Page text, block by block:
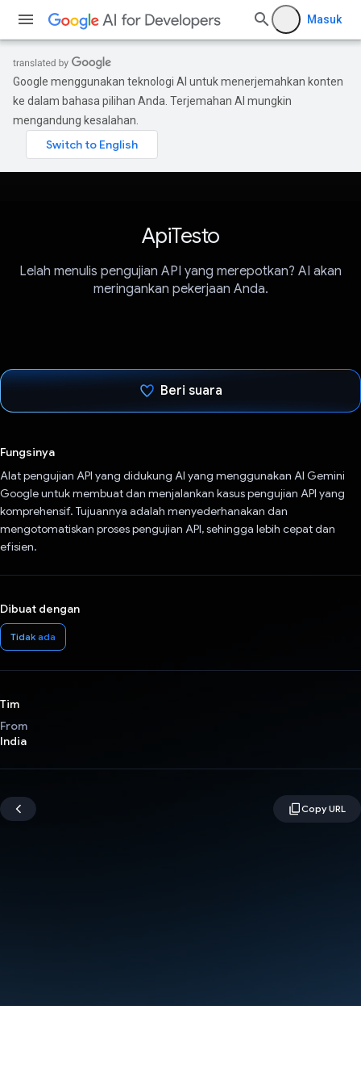
Masuk
Google menggunakan teknologi AI untuk menerjemahkan konten
ke dalam bahasa pilihan Anda. Terjemahan AI mungkin
mengandung kesalahan.
ApiTesto
Lelah menulis pengujian API yang merepotkan? AI akan
meringankan pekerjaan Anda.
Beri suara
Fungsinya
Alat pengujian API yang didukung AI yang menggunakan AI Gemini
Google untuk membuat dan menjalankan kasus pengujian API yang
komprehensif. Tujuannya adalah menyederhanakan dan
mengotomatiskan proses pengujian API, sehingga lebih cepat dan
efisien.
Dibuat dengan
Tidak ada
Tim
From
India